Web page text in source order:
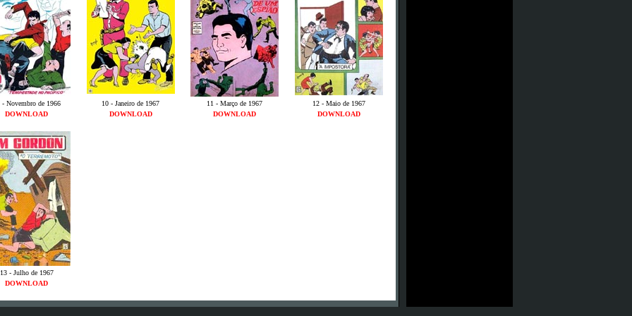
- Novembro de 1966 10 - Janeiro de 1967 11 - Março de 1967
12 - Maio de 1967
DOWNLOAD
DOWNLOAD DOWNLOAD DOWNLOAD
13 - Julho de 1967
DOWNLOAD